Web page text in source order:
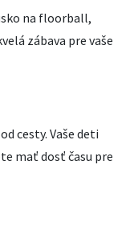
na floorball,
zábava pre vaše
cesty. Vaše deti
mať dosť času pre